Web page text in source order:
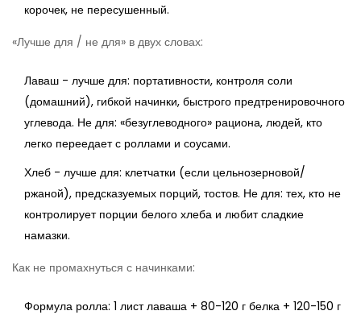
корочек, не пересушенный.
«Лучше для / не для» в двух словах:
Лаваш - лучше для: портативности, контроля соли
(домашний), гибкой начинки, быстрого предтренировочного
углевода. Не для: «безуглеводного» рациона, людей, кто
легко переедает с роллами и соусами.
Хлеб - лучше для: клетчатки (если цельнозерновой/
ржаной), предсказуемых порций, тостов. Не для: тех, кто не
контролирует порции белого хлеба и любит сладкие
намазки.
Как не промахнуться с начинками:
Формула ролла: 1 лист лаваша + 80-120 г белка + 120-150 г